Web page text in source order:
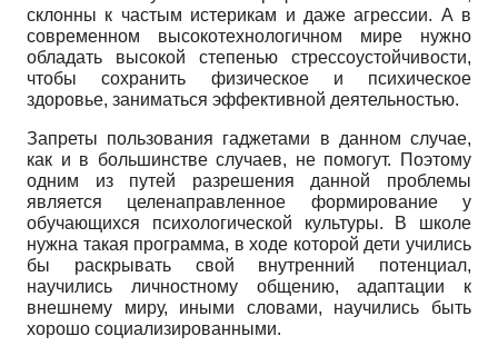
склонны к частым истерикам и даже агрессии. А в
современном высокотехнологичном мире нужно
обладать высокой степенью стрессоустойчивости,
чтобы сохранить физическое и психическое
здоровье, заниматься эффективной деятельностью.
Запреты пользования гаджетами в данном случае,
как и в большинстве случаев, не помогут. Поэтому
одним из путей разрешения данной проблемы
является целенаправленное формирование у
обучающихся психологической культуры. В школе
нужна такая программа, в ходе которой дети учились
бы раскрывать свой внутренний потенциал,
научились личностному общению, адаптации к
внешнему миру, иными словами, научились быть
хорошо социализированными.